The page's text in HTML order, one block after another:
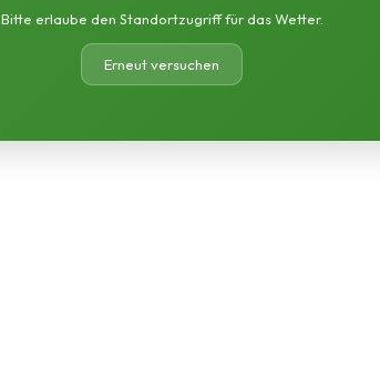
Bitte erlaube den Standortzugriff für das Wetter.
Erneut versuchen